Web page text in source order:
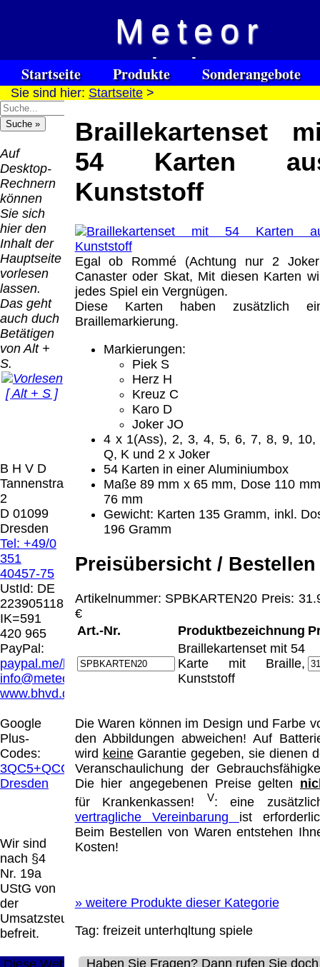
Meteor
Vision
Spezialuhrenspecial
watches
/ deafblind / sourdes et aveugles
Startseite Produkte
Sonderangebote
Kontakt
Impressum
Links
Hilfsmittel
Warenkorb
Sie sind hier: Startseite >
Auf
Desktop-
Rechnern
können
Sie sich
hier den
Inhalt der
Hauptseite
vorlesen
lassen.
Das geht
auch duch
Betätigen
von Alt +
S.
[ Alt + S ]
B H V D
Tannenstrasse
2
D 01099
Dresden
Tel: +49/0
351
40457-75
UstId: DE
223905118
IK=591
420 965
PayPal:
paypal.me/blindenhilfsmittel
info@meteor.vision
www.bhvd.de
Google
Plus-
Codes:
3QC5+QCG
Dresden
Wir sind
nach §4
Nr. 19a
UStG von
der
Umsatzsteuer
befreit.
Braillekartenset
54 Karten
Kunststoff
Egal ob Rommé (Achtung nur 2
Canaster oder Skat, Mit diesen Karten
jedes Spiel ein Vergnügen.
Diese Karten haben zusätzlich
Braillemarkierung.
Markierungen:
Piek S
Herz H
Kreuz C
Karo D
Joker JO
4 x 1(Ass), 2, 3, 4, 5, 6, 7, 8, 9, 10,
Q, K und 2 x Joker
54 Karten in einer Aluminiumbox
Maße 89 mm x 65 mm, Dose 110
76 mm
Gewicht: Karten 135 Gramm, inkl.
196 Gramm
Preisübersicht / Bestellen
Artikelnummer: SPBKARTEN20 Preis:
€
Art.-Nr.
Produktbezeichnung
Braillekartenset mit 54
Karte mit Braille,
Kunststoff
Die Waren können im Design und Farbe
den Abbildungen abweichen! Auf
wird keineGarantie gegeben, sie dienen
Veranschaulichung der
Die hier angegebenen Preise gelten
für Krankenkassen!
V: eine
vertragliche Vereinbarung ist
Beim Bestellen von Waren entstehen
Kosten!
»weitere Produkte dieser Kategorie
Tag: freizeitunterhqltung spiele
Haben Sie Fragen? Dann rufen Sie doch
QR
Code:
Versandkosten DHL
Standard bis 5kg
Deutschland
8.95 €
Deutschland
Vorkasse: 6.95
€
Deutschland
PayPal: 6.95 €
Schweiz)
Vorkasse:
20.00 €
EU (inkl.
Schweiz)
PayPal: 20.00
€
Der Versand erfolgt
als versichertes
Paket.
Selbstabholung
vom Büro oder
Ausstellungen:
0.00 €
Software
Download only
Deutschland
0.00 €
Deutschland
PayPal:
0.00 €
EU (inkl.
Schweiz)
0.00 €
Schweiz)
PayPal:
0.00 €
Bei dieser
erhalten Sie per
Email z.B. einen
Lizenzschlüssel
und die
Rechnung /
Lieferschein. Sie
erhalten also
keinen
Datenträger.
Die in diesem Dokument genannten
Warenzeichen sind Eigentum der jeweiligen
Firmen. Preisänderungen, Irrtümer und
technische Änderungen vorbehalten.
letzte Änderung: 10. März 2026 Blinden
Hilfsmittel Vertrieb Dresden,
Mit einem Urteil vom 12.05.1998 - 312 O
85/98 - Haftung für Links hat das Landgericht
Hamburg entschieden, dass man durch die
Anbringung eines Links, die Inhalte der
gelinkten Seite ggf. mit zu verantworten hat.
Dieses kann nur dadurch verhindert werden,
dass man sich ausdrücklich von diesen
Inhalten distanziert. Hiermit distanzieren wir
uns ausdrücklich von allen Inhalten, aller
gelinkten Seiten auf unserer Homepage und
machen uns diese Inhalte nicht zu eigen.
Diese Erklärung gilt für alle auf unserer
Homepage angebrachten Links.
Die Europäische Kommission stellt eine
Plattform zur Online-Streitbeilegung (OS)
bereit. Die Plattform finden Sie unter
http://ec.europa.eu/consumers/odr/
Mailadresse lautet:
Seitenanfang
Datenschutz Urheberrechte Kontakt
Links
Katalog (PDF) Sitemap
2026
[ 7535 ]
große Anzeige Schließen X
Diese Website nutzt Cookies, um bestmögliche